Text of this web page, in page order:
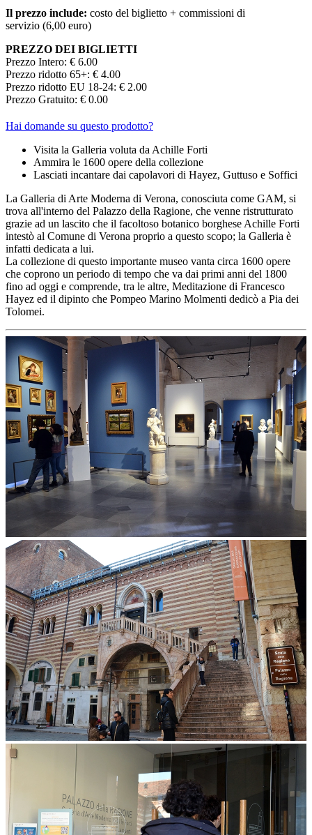
Il prezzo include: costo del biglietto + commissioni di
servizio (6,00 euro)
PREZZO DEI BIGLIETTI
Prezzo Intero: € 6.00
Prezzo ridotto 65+: € 4.00
Prezzo ridotto EU 18-24: € 2.00
Prezzo Gratuito: € 0.00
Hai domande su questo prodotto?
Visita la Galleria voluta da Achille Forti
Ammira le 1600 opere della collezione
Lasciati incantare dai capolavori di Hayez, Guttuso e Soffici
La Galleria di Arte Moderna di Verona, conosciuta come GAM, si
trova all'interno del Palazzo della Ragione, che venne ristrutturato
grazie ad un lascito che il facoltoso botanico borghese Achille Forti
intestò al Comune di Verona proprio a questo scopo; la Galleria è
infatti dedicata a lui.
La collezione di questo importante museo vanta circa 1600 opere
che coprono un periodo di tempo che va dai primi anni del 1800
fino ad oggi e comprende, tra le altre, Meditazione di Francesco
Hayez ed il dipinto che Pompeo Marino Molmenti dedicò a Pia dei
Tolomei.